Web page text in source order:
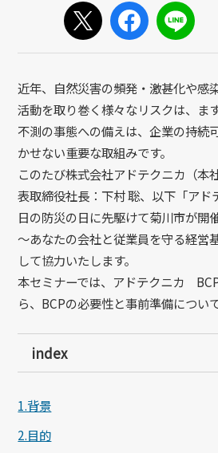
近年、自然災害の頻発・激甚化や感
活動を取り巻く様々なリスクは、ま
不測の事態への備えは、企業の持続
かせない重要な取組みです。
このたび株式会社アドテクニカ（本
表取締役社長：下村 聡、以下「アド
日の防災の日に先駆けて菊川市が開
～あなたの会社と従業員を守る経営
して協力いたします。
本セミナーでは、アドテクニカ
ら、 BCPの必要性と事前準備につい
index
1.背景
2.目的